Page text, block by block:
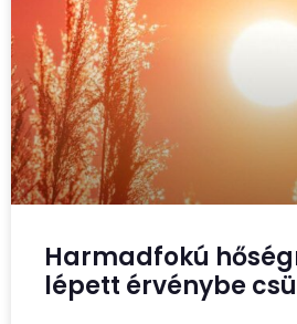
Harmadfokú
lépett érvénybe